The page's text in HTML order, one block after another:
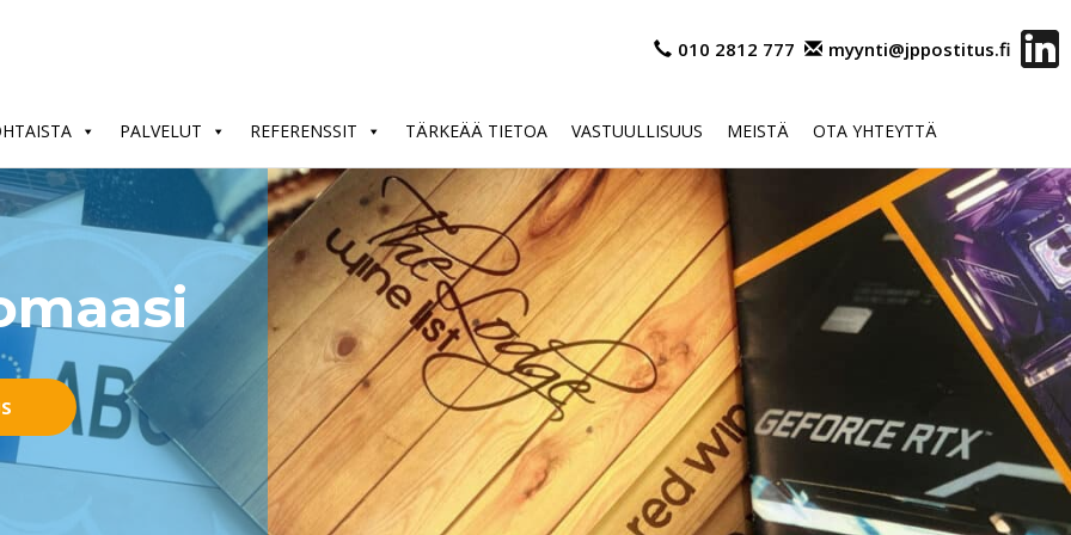
010 2812 777 myynti@jppostitus.fi
PALVELUT REFERENSSIT TÄRKEÄÄ TIETOA VASTUULLISUUS MEISTÄ OTA YHTEYTTÄ